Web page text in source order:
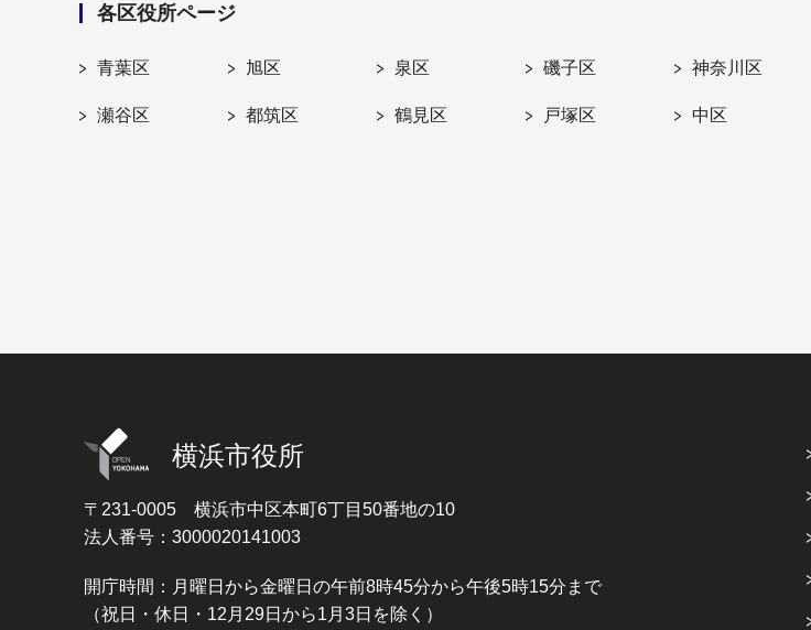
各区役所ページ
青葉区 旭区 泉区 磯子区 神奈川区
瀬谷区 都筑区 鶴見区 戸塚区 中区
横浜市役所
〒231-0005 横浜市中区本町6丁目50番地の10
法人番号：3000020141003
開庁時間：月曜日から金曜日の午前8時45分から午後5時15分まで
（祝日・休日・12月29日から1月3日を除く）